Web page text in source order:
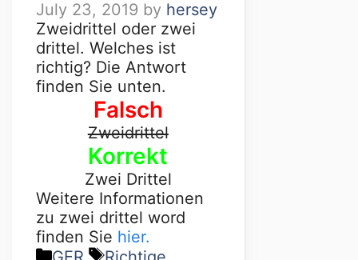
July 23, 2019 by hersey
Zweidrittel oder zwei
drittel. Welches ist
richtig? Die Antwort
finden Sie unten.
Falsch
Zweidrittel
Korrekt
Zwei Drittel
Weitere Informationen
zu zwei drittel word
finden Sie hier.